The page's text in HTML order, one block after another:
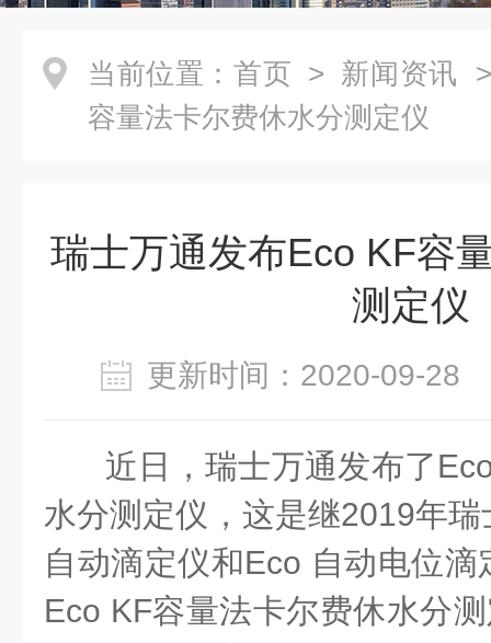
当前位置： 首页 > 新闻资讯
容量法卡尔费休水分测定仪
瑞士万通发布Eco KF容
测定仪
更新时间：2020-09-
近日，瑞士万通发布了
水分测定仪，这是继2019年
自动滴定仪和Eco 自动电位
Eco KF容量法卡尔费休水分